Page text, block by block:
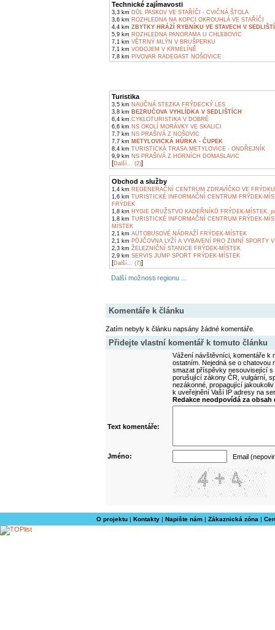
Technické zajímavosti
3,3 km DŮL PASKOV VE STAŘÍČI - CVIČNÁ ŠTOLA
3,6 km ROZHLEDNA NA KOPCI OKROUHLÁ VE STAŘÍČI
4,4 km ZBYTKY HRÁZÍ RYBNÍKU VE STAVECH V
5,9 km ROZHLEDNA PANORAMA U CHLEBOVIC
7,1 km VĚTRNÝ MLÝN V BRUŠPERKU
7,1 km VODOJEM V KRMELÍNĚ
7,8 km PIVOVAR RADEGAST NOŠOVICE
Turistika
3,5 km NAUČNÁ STEZKA FRÝDECKÝ LES
3,8 km BEZRUČOVA VYHLÍDKA V SEDLIŠTÍCH
6,4 km CYKLOTURISTIKA V DOBRÉ
6,6 km NS OKOLÍ MORÁVKY VE SKALICI
7,7 km NS PRAŠIVÁ Z NOŠOVIC
7,7 km METYLOVICKÁ HŮRKA - ČUPEK
8,4 km TURISTICKÁ TRASA METYLOVICE - ONDŘEJNÍK
9,9 km NS PRAŠIVÁ Z HORNÍCH DOMASLAVIC
[Další... (2)]
Obchod a služby
1,4 km REGENERAČNÍ CENTRUM ZDRAVÍČKO VE
1,6 km TURISTICKÉ INFORMAČNÍ CENTRUM FRÝDEK-
FRÝDEK
1,8 km HYGIE DRUŽSTVO KADEŘNÍKŮ FRÝDEK-MÍSTEK,
1,8 km TURISTICKÉ INFORMAČNÍ CENTRUM FRÝDEK-
MÍSTEK
2,1 km AUTOBUSOVÉ NÁDRAŽÍ FRÝDEK-MÍSTEK
2,1 km PŮJČOVNA LYŽÍ A VYBAVENÍ PRO ZIMNÍ SPORTY
2,3 km ŽELEZNIČNÍ STANICE FRÝDEK-MÍSTEK
2,9 km SERVIS JUMP SPORT FRÝDEK-MÍSTEK
[Další... (7)]
Další možnosti regionu ...
Komentáře k článku
Zatím nebyly k článku napsány žádné komentáře.
Přidejte vlastní komentář k tomuto článku
Vážení návštěvníci, komentáře k
ostatním. Nejedná se o
smazat příspěvky nesouvisející
porušující zákony ČR, vulgární,
nezákonné, propagující
k uveřejnění Vaší IP adresy na
Redakce neodpovídá za
Text komentáře:
Jméno: Email
O projektu| Kontakty| Napište nám| Zákaznická zóna |